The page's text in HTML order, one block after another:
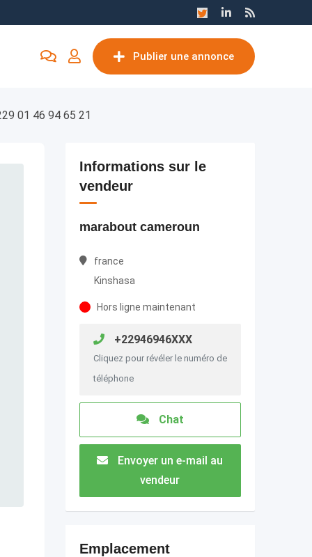
Publier une annonce
01 46 94 65 21
Informations sur le
vendeur
marabout cameroun
france
Kinshasa
Hors ligne maintenant
+22946946XXX
Cliquez pour révéler le numéro de
téléphone
Chat
Envoyer un e-mail au
vendeur
Emplacement